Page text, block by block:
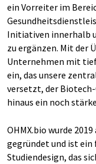
ein Vorreiter im
Initiativen innerhalb
zu ergänzen. Mit der
Unternehmen mit
ein, das unsere
versetzt, der
hinaus ein noch
OHMX.bio wurde
gegründet und ist
Studiendesign, das